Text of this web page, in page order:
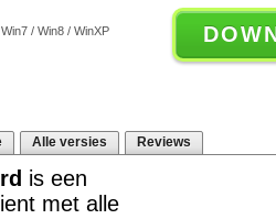
/ Win8 / WinXP
Alle versies Reviews
is een
met alle